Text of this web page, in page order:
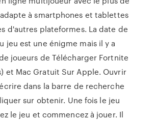
à smartphones et tablettes
d'autres plateformes. La date de
jeu est une énigme mais il y a
joueurs de Télécharger Fortnite
et Mac Gratuit Sur Apple. Ouvrir
dans la barre de recherche
sur obtenir. Une fois le jeu
le jeu et commencez à jouer. Il